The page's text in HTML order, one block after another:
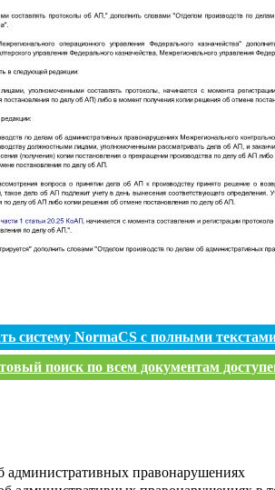
систему NormaCS с полными
поиск по всем документам
административных правонарушениях